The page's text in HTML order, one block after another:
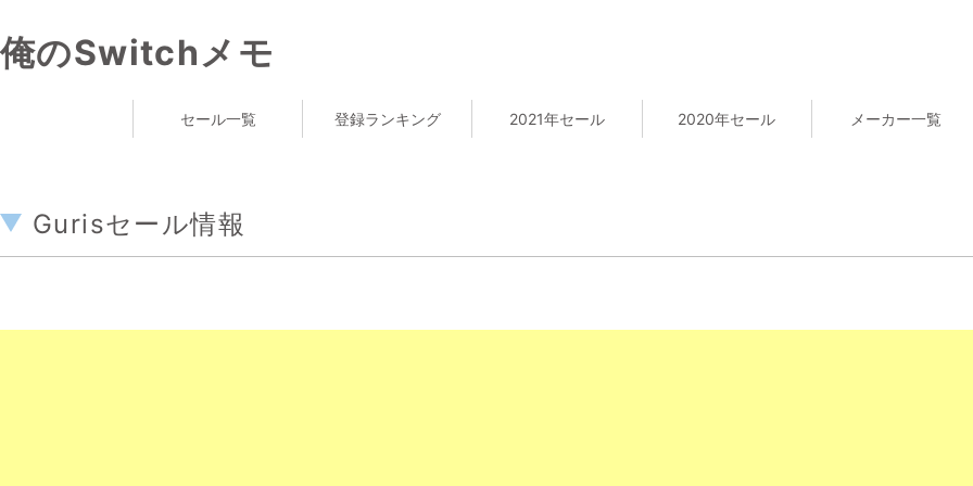
俺のSwitchメモ
セール一覧 登録ランキング 2021年セール 2020年セール メーカー一覧
Gurisセール情報